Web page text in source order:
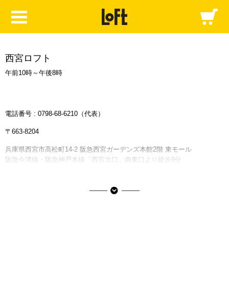
西宮ロフト
午前10時～午後8時
電話番号 : 0798-68-6210 （代表）
〒663-8204
兵庫県西宮市高松町14-2 阪急西宮ガーデンズ本館2階 東モール
阪急今津線・阪急神戸本線「西宮北口」南東口より徒歩9分